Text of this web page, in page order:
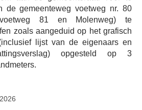
de gemeenteweg voetweg nr. 80
81 en Molenweg) te
zoals aangeduid op het grafisch
lijst van de eigenaars en
opgesteld op 3